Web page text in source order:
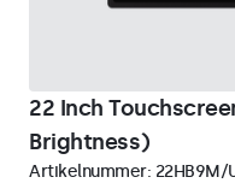
22 Inch
Brightness)
Artikelnummer: 22HB9M/